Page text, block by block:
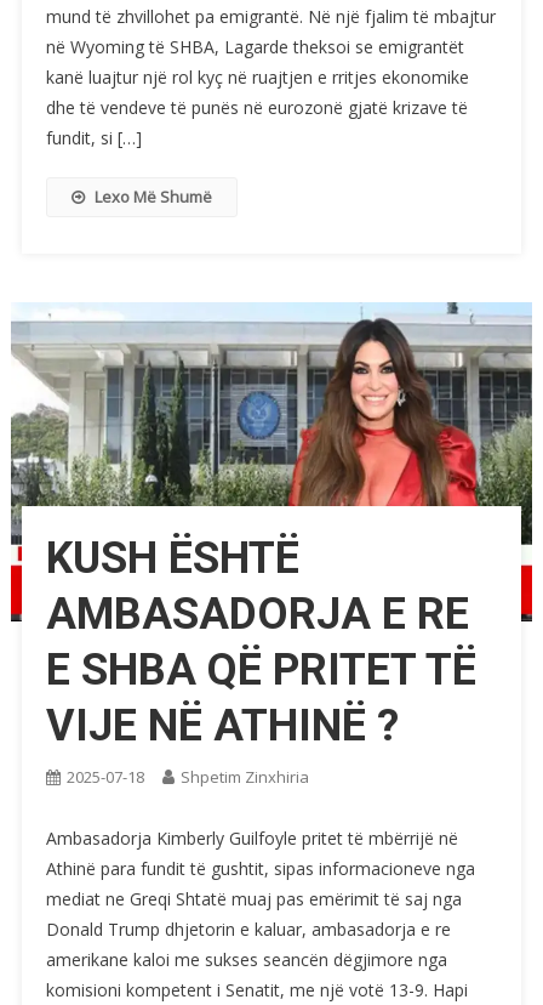
mund të zhvillohet pa emigrantë. Në një fjalim të mbajtur
në Wyoming të SHBA, Lagarde theksoi se emigrantët
kanë luajtur një rol kyç në ruajtjen e rritjes ekonomike
dhe të vendeve të punës në eurozonë gjatë krizave të
fundit, si […]
Lexo Më Shumë
KUSH ËSHTË
AMBASADORJA E RE
E SHBA QË PRITET TË
VIJE NË ATHINË ?
2025-07-18 Shpetim Zinxhiria
Ambasadorja Kimberly Guilfoyle pritet të mbërrijë në
Athinë para fundit të gushtit, sipas informacioneve nga
mediat ne Greqi Shtatë muaj pas emërimit të saj nga
Donald Trump dhjetorin e kaluar, ambasadorja e re
amerikane kaloi me sukses seancën dëgjimore nga
komisioni kompetent i Senatit, me një votë 13-9. Hapi